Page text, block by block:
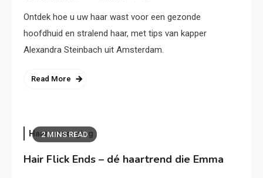
Ontdek hoe u uw haar wast voor een gezonde
hoofdhuid en stralend haar, met tips van kapper
Alexandra Steinbach uit Amsterdam.
Read More
2 MINS READ
Haarverzorging
Hair Flick Ends – dé haartrend die Emma